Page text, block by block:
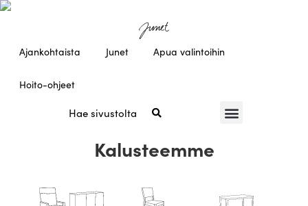
Ajankohtaista Junet Apua valintoihin
Hoito-ohjeet
Kalusteemme